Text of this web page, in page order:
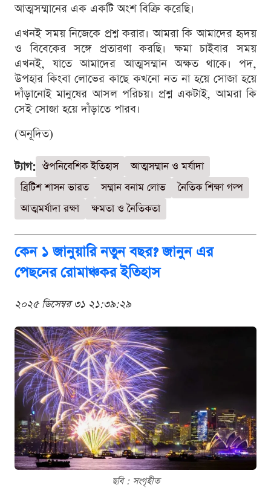
আত্মসম্মানের এক একটি অংশ বিক্রি করেছি।
এখনই সময় নিজেকে প্রশ্ন করার। আমরা কি আমাদের হৃদয়
ও বিবেকের সঙ্গে প্রতারণা করছি। ক্ষমা চাইবার সময়
এখনই, যাতে আমাদের আত্মসম্মান অক্ষত থাকে। পদ,
উপহার কিংবা লোভের কাছে কখনো নত না হয়ে সোজা হয়ে
দাঁড়ানোই মানুষের আসল পরিচয়। প্রশ্ন একটাই, আমরা কি
সেই সোজা হয়ে দাঁড়াতে পারব।
(অনূদিত)
ট্যাগ: ঔপনিবেশিক ইতিহাস
আত্মসম্মান ও মর্যাদা
ব্রিটিশ শাসন ভারত
সম্মান বনাম লোভ
নৈতিক শিক্ষা গল্প
আত্মমর্যাদা রক্ষা
ক্ষমতা ও নৈতিকতা
কেন ১ জানুয়ারি নতুন বছর? জানুন এর
পেছনের রোমাঞ্চকর ইতিহাস
২০২৫ ডিসেম্বর ৩১ ২১:৩৯:২৯
ছবি : সংগৃহীত